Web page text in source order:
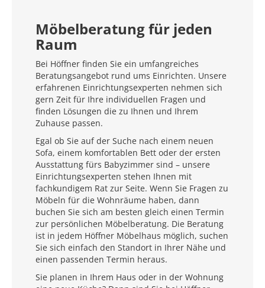
Möbelberatung für jeden
Raum
Bei Höffner finden Sie ein umfangreiches
Beratungsangebot rund ums Einrichten. Unsere
erfahrenen Einrichtungsexperten nehmen sich
gern Zeit für Ihre individuellen Fragen und
finden Lösungen die zu Ihnen und Ihrem
Zuhause passen.
Egal ob Sie auf der Suche nach einem neuen
Sofa, einem komfortablen Bett oder der ersten
Ausstattung fürs Babyzimmer sind – unsere
Einrichtungsexperten stehen Ihnen mit
fachkundigem Rat zur Seite. Wenn Sie Fragen zu
Möbeln für die Wohnräume haben, dann
buchen Sie sich am besten gleich einen Termin
zur persönlichen Möbelberatung. Die Beratung
ist in jedem Höffner Möbelhaus möglich, suchen
Sie sich einfach den Standort in Ihrer Nähe und
einen passenden Termin heraus.
Sie planen in Ihrem Haus oder in der Wohnung